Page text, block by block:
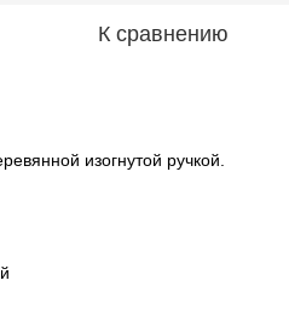
К сравнению
изогнутой ручкой.